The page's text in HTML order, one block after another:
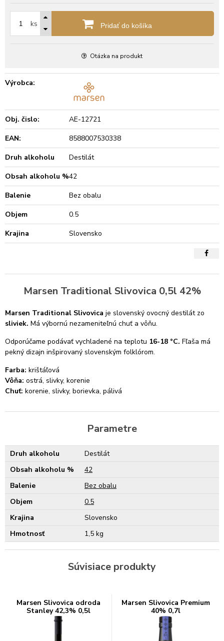
ks Pridať do košíka
Otázka na produkt
Výrobca:
Obj. čislo:
AE-12721
EAN:
8588007530338
Druh alkoholu
Destilát
Obsah alkoholu %42
Balenie
Bez obalu
Objem
0.5
Krajina
Slovensko
Marsen Traditional Slivovica 0,5l 42%
Marsen Traditional Slivovica je slovenský ovocný destilát zo
sliviek. Má výbornú nezameniteľnú chuť a vôňu.
Odporúčame podávať vychladené na teplotu 16-18 °C. Fľaša má
pekný dizajn inšpirovaný slovenským folklórom.
Farba: krištáľová
Vôňa: ostrá, slivky, korenie
Chuť: korenie, slivky, borievka, pálivá
Parametre
Druh alkoholu
Destilát
Obsah alkoholu %
42
Balenie
Bez obalu
Objem
0.5
Krajina
Slovensko
Hmotnosť
1,5 kg
Súvisiace produkty
Marsen Slivovica odroda
Stanley 42,3% 0,5l
Marsen Slivovica Premium
40% 0,7l